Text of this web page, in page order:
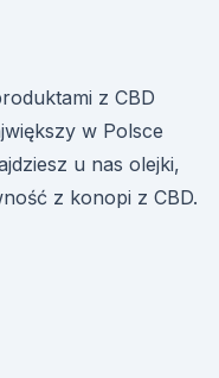
z CBD
w Polsce
u nas olejki,
z konopi z CBD.